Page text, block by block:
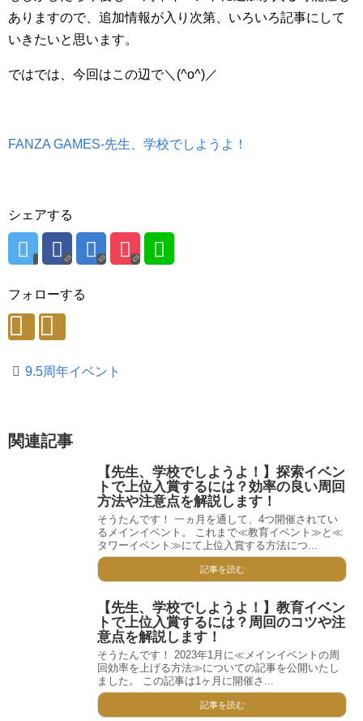
ありますので、追加情報が入り次第、いろいろ記事にして
いきたいと思います。
ではでは、今回はこの辺で＼(^o^)／
FANZA GAMES-先生、学校でしようよ！
シェアする
フォローする
9.5周年イベント
関連記事
【先生、学校でしようよ！】探索イベン
トで上位入賞するには？効率の良い周回
方法や注意点を解説します！
そうたんです！ 一ヵ月を通して、4つ開催されてい
るメインイベント。 これまで≪教育イベント≫と≪
タワーイベント≫にて上位入賞する方法につ...
記事を読む
【先生、学校でしようよ！】教育イベン
トで上位入賞するには？周回のコツや注
意点を解説します！
そうたんです！ 2023年1月に≪メインイベントの周
回効率を上げる方法≫についての記事を公開いたし
ました。 この記事は1ヶ月に開催さ...
記事を読む